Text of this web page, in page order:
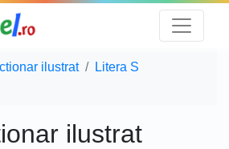
ilustrat
Litera S
ilustrat